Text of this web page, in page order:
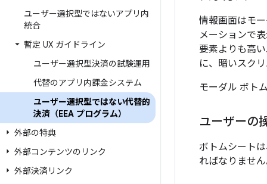
ユーザー選択型ではないアプリ内
統合
暫定 UX ガイドライン
ユーザー選択型決済の試験運用
代替のアプリ内課金システム
ユーザー選択型ではない代替的
決済（EEA プログラム）
外部の特典
外部コンテンツのリンク
外部決済リンク
情報画面はモ
メーションで
要素よりも高
に、暗いスク
モーダル ボト
ユーザーの
ボトムシート
ればなりませ